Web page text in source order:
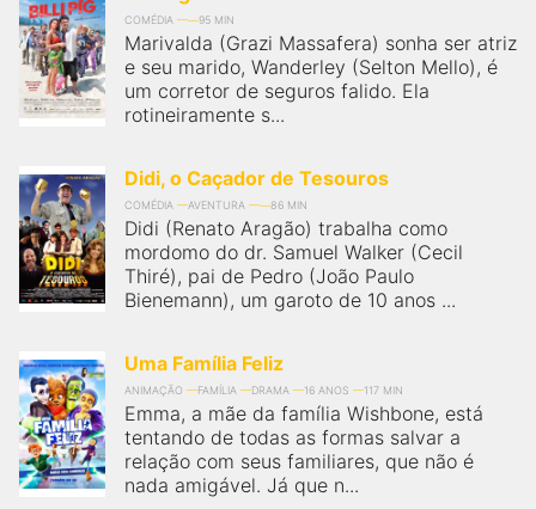
COMÉDIA 95 MIN
Marivalda (Grazi Massafera) sonha ser atriz
e seu marido, Wanderley (Selton Mello), é
um corretor de seguros falido. Ela
rotineiramente s...
Didi, o Caçador de Tesouros
COMÉDIA AVENTURA 86 MIN
Didi (Renato Aragão) trabalha como
mordomo do dr. Samuel Walker (Cecil
Thiré), pai de Pedro (João Paulo
Bienemann), um garoto de 10 anos ...
Uma Família Feliz
ANIMAÇÃO FAMÍLIA DRAMA 16 ANOS 117 MIN
Emma, a mãe da família Wishbone, está
tentando de todas as formas salvar a
relação com seus familiares, que não é
nada amigável. Já que n...